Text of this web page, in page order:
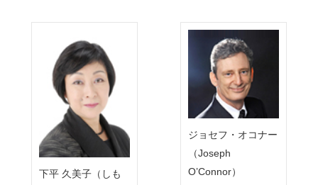
下平 久美子（しも
ジョセフ・オコナー
（Joseph
O’Connor）